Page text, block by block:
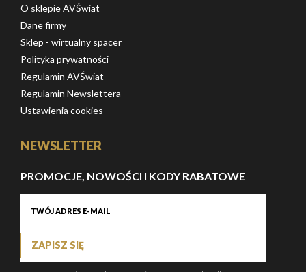
O sklepie AVŚwiat
Dane firmy
Sklep - wirtualny spacer
Polityka prywatności
Regulamin AVŚwiat
Regulamin Newslettera
Ustawienia cookies
NEWSLETTER
PROMOCJE, NOWOŚCI I KODY RABATOWE
ZAPISZ SIĘ